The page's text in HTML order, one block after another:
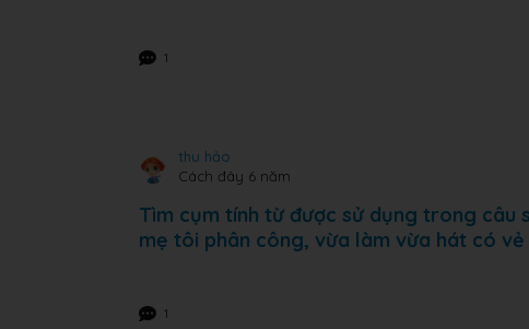
1
thu hảo
Cách đây 6 năm
Tìm cụm tính từ được sử dụng trong câu
mẹ tôi phân công, vừa làm vừa hát có
1